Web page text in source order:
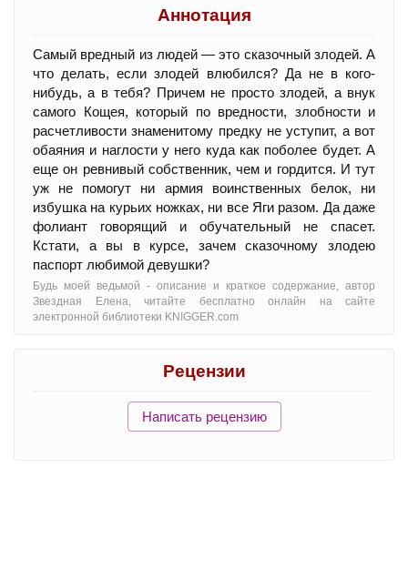
Аннотация
Самый вредный из людей — это сказочный злодей. А
что делать, если злодей влюбился? Да не в кого-
нибудь, а в тебя? Причем не просто злодей, а внук
самого Кощея, который по вредности, злобности и
расчетливости знаменитому предку не уступит, а вот
обаяния и наглости у него куда как поболее будет. А
еще он ревнивый собственник, чем и гордится. И тут
уж не помогут ни армия воинственных белок, ни
избушка на курьих ножках, ни все Яги разом. Да даже
фолиант говорящий и обучательный не спасет.
Кстати, а вы в курсе, зачем сказочному злодею
паспорт любимой девушки?
Будь моей ведьмой - oписание и краткое содержание, автор
Звездная Елена, читайте бесплатно онлайн на сайте
электронной библиотеки KNIGGER.com
Рецензии
Написать рецензию